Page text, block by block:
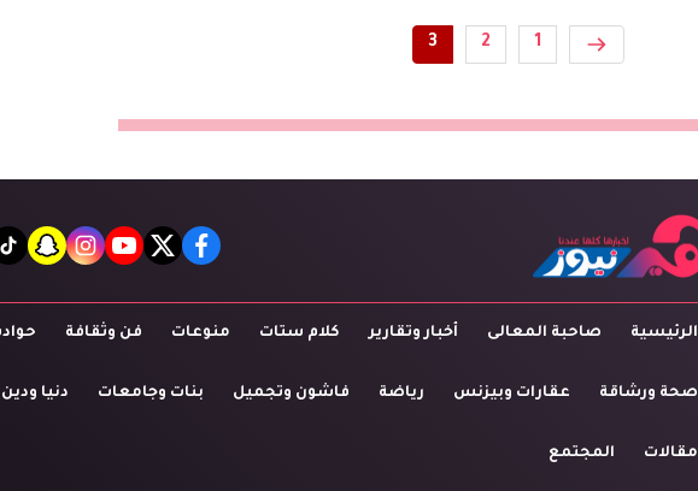
1
2
3
facebook
twitter
youtube
instagram
الرئيسية صاحبة المعالى أخبار وتقارير كلام ستات منوعات فن وثقافة
صحة ورشاقة عقارات وبيزنس رياضة فاشون وتجميل بنات وجامعات دنيا ودين
مقالات المجتمع